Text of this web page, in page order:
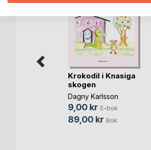
Krokodil i Knasiga
skogen
Dagny Karlsson
9,00 kr E-bok
89,00 kr Bok